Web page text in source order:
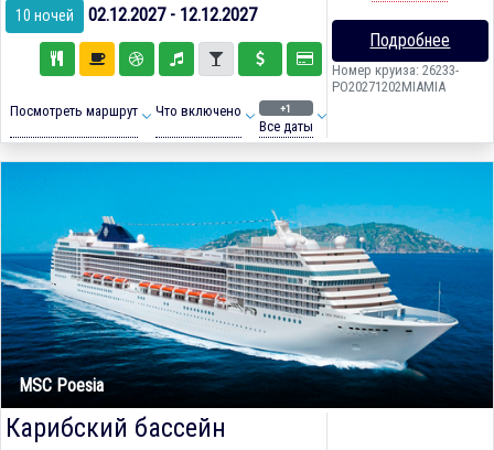
10 ночей 02.12.2027 - 12.12.2027
Посмотреть маршрут Что включено +1
Все даты
Подробнее
Номер круиза: 26233-
PO20271202MIAMIA
MSC Poesia
Карибский бассейн